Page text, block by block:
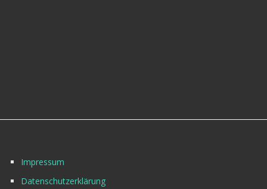
Impressum
Datenschutzerklärung